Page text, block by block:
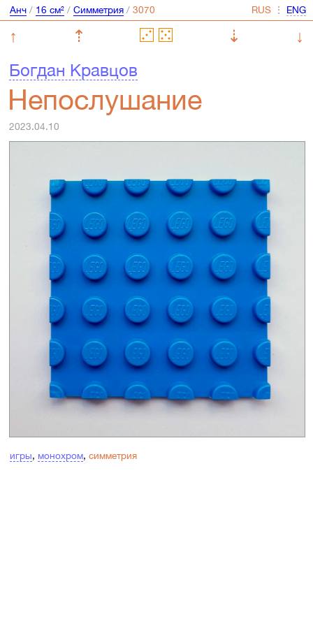
Анч/ 16 см²/ Симметрия/ ⋮
↑ ⇡ ⇣
↓
Богдан Кравцов
Непослушание
2023.04.10
игры, монохром, симметрия